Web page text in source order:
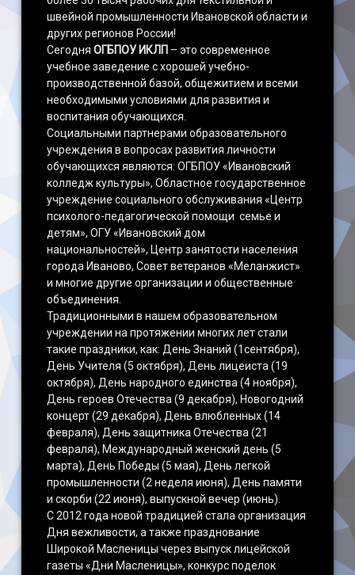
швейной промышленности Ивановской области и
других регионов России!
СегодняОГБПОУ ИКЛП – это современное
учебное заведение с хорошей учебно-
производственной базой, общежитием и всеми
необходимыми условиями для развития и
воспитания обучающихся.
Социальными партнерами образовательного
учреждения в вопросах развития личности
обучающихся являются: ОГБПОУ «Ивановский
колледж культуры», Областное государственное
учреждение социального обслуживания «Центр
психолого-педагогической помощи ­­­­­­­­­­­­ семье и
детям», ОГУ «Ивановский дом
национальностей», Центр занятости населения
города Иваново, Совет ветеранов «Меланжист»
и многие другие организации и общественные
объединения.
Традиционными в нашем образовательном
учреждении на протяжении многих лет стали
такие праздники, как: День Знаний (1сентября),
День Учителя (5 октября), День лицеиста (19
октября), День народного единства (4 ноября),
День героев Отечества (9 декабря), Новогодний
концерт (29 декабря), День влюбленных (14
февраля), День защитника Отечества (21
февраля), Международный женский день (5
марта), День Победы (5 мая), День легкой
промышленности (2 неделя июня), День памяти
и скорби (22 июня), выпускной вечер (июнь).
С 2012 года новой традицией стала организация
Дня вежливости, а также празднование
Широкой Масленицы через выпуск лицейской
газеты «Дни Масленицы», конкурс поделок